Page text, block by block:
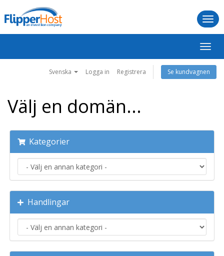
Växla
Svenska Logga in Registrera Se kundvagnen
Välj en domän...
Kategorier
Handlingar